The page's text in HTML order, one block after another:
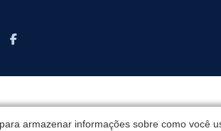
armazenar informações sobre como você